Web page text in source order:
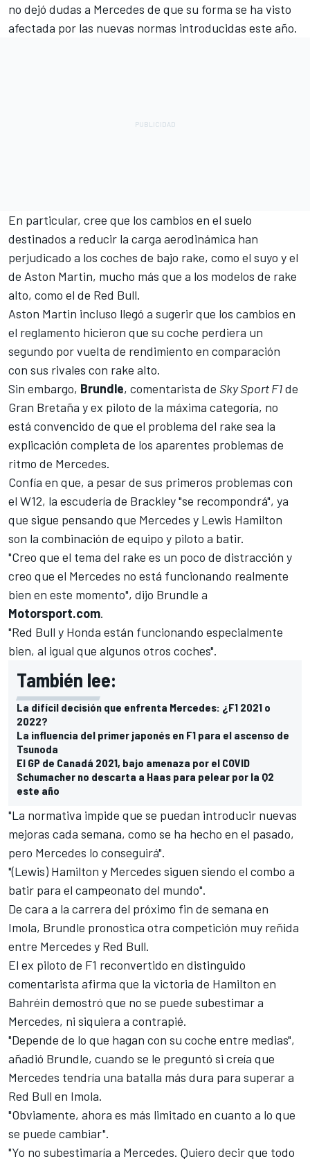
no dejó dudas a Mercedes de que su forma se ha visto
afectada por las nuevas normas introducidas este año.
En particular, cree que los cambios en el suelo
destinados a reducir la carga aerodinámica han
perjudicado a los coches de bajo rake, como el suyo y el
de Aston Martin, mucho más que a los modelos de rake
alto, como el de Red Bull.
Aston Martin incluso llegó a sugerir que los cambios en
el reglamento hicieron que su coche perdiera un
segundo por vuelta de rendimiento en comparación
con sus rivales con rake alto.
Sin embargo, Brundle, comentarista de Sky Sport F1de
Gran Bretaña y ex piloto de la máxima categoría, no
está convencido de que el problema del rake sea la
explicación completa de los aparentes problemas de
ritmo de Mercedes.
Confía en que, a pesar de sus primeros problemas con
el W12, la escudería de Brackley "se recompondrá", ya
que sigue pensando que Mercedes y Lewis Hamilton
son la combinación de equipo y piloto a batir.
"Creo que el tema del rake es un poco de distracción y
creo que el Mercedes no está funcionando realmente
bien en este momento", dijo Brundle a
Motorsport.com.
"Red Bull y Honda están funcionando especialmente
bien, al igual que algunos otros coches".
También lee:
La difícil decisión que enfrenta Mercedes: ¿F1 2021 o
2022?
La influencia del primer japonés en F1 para el ascenso de
Tsunoda
El GP de Canadá 2021, bajo amenaza por el COVID
Schumacher no descarta a Haas para pelear por la Q2
este año
"La normativa impide que se puedan introducir nuevas
mejoras cada semana, como se ha hecho en el pasado,
pero Mercedes lo conseguirá".
"(Lewis) Hamilton y Mercedes siguen siendo el combo a
batir para el campeonato del mundo".
De cara a la carrera del próximo fin de semana en
Imola, Brundle pronostica otra competición muy reñida
entre Mercedes y Red Bull.
El ex piloto de F1 reconvertido en distinguido
comentarista afirma que la victoria de Hamilton en
Bahréin demostró que no se puede subestimar a
Mercedes, ni siquiera a contrapié.
"Depende de lo que hagan con su coche entre medias",
añadió Brundle, cuando se le preguntó si creía que
Mercedes tendría una batalla más dura para superar a
Red Bull en Imola.
"Obviamente, ahora es más limitado en cuanto a lo que
se puede cambiar".
"Yo no subestimaría a Mercedes. Quiero decir que todo